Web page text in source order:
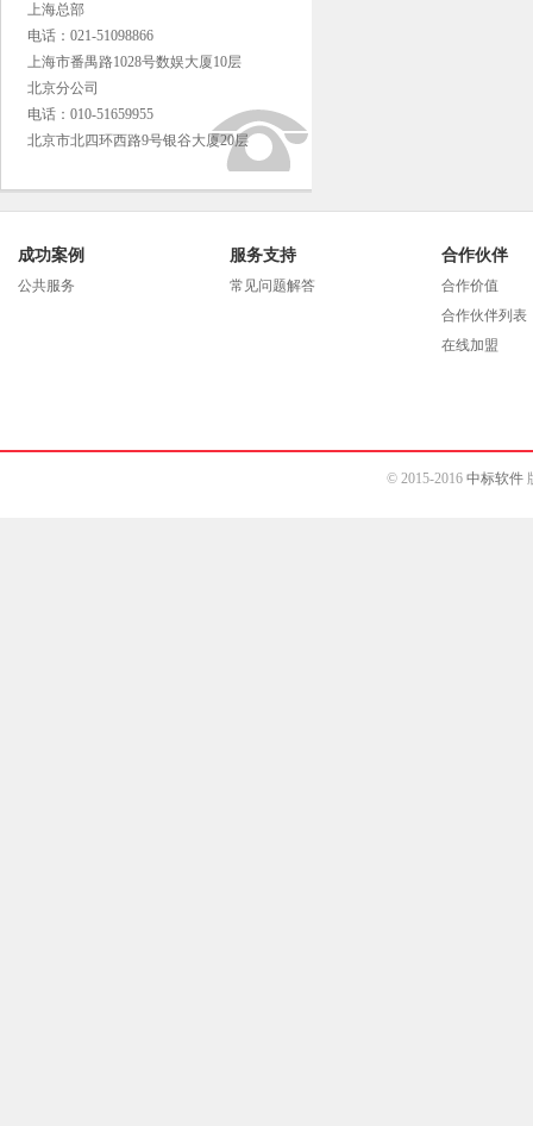
上海总部
电话：021-51098866
上海市番禺路1028号数娱大厦10层
北京分公司
电话：010-51659955
北京市北四环西路9号银谷大厦20层
成功案例
公共服务
服务支持
常见问题解答
合作伙伴
合作价值
合作伙伴列表
在线加盟
© 2015-2016 中标软件